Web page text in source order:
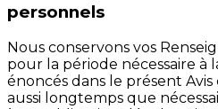
personnels
Nous conservons vos
pour la période nécessaire à
énoncés dans le présent
aussi longtemps que